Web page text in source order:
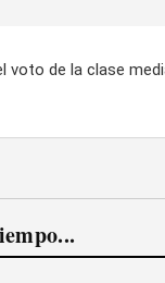
voto de la clase